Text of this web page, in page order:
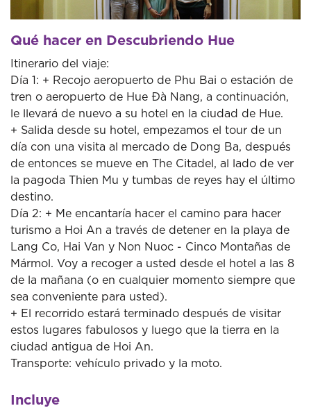
Qué hacer en Descubriendo Hue
Itinerario del viaje:
Día 1: + Recojo aeropuerto de Phu Bai o estación de
tren o aeropuerto de Hue Đà Nang, a continuación,
le llevará de nuevo a su hotel en la ciudad de Hue.
+ Salida desde su hotel, empezamos el tour de un
día con una visita al mercado de Dong Ba, después
de entonces se mueve en The Citadel, al lado de ver
la pagoda Thien Mu y tumbas de reyes hay el último
destino.
Día 2: + Me encantaría hacer el camino para hacer
turismo a Hoi An a través de detener en la playa de
Lang Co, Hai Van y Non Nuoc - Cinco Montañas de
Mármol. Voy a recoger a usted desde el hotel a las 8
de la mañana (o en cualquier momento siempre que
sea conveniente para usted).
+ El recorrido estará terminado después de visitar
estos lugares fabulosos y luego que la tierra en la
ciudad antigua de Hoi An.
Transporte: vehículo privado y la moto.
Incluye